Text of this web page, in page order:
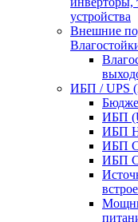
устройства
Внешние
ИБП / UPS
ИБП
ИБП
ИБП
ИБП